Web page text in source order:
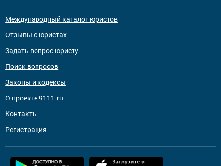
Международный каталог юристов
Отзывы о юристах
Задать вопрос юристу
Поиск вопросов
Законы и кодексы
О проекте 9111.ru
Контакты
Регистрация